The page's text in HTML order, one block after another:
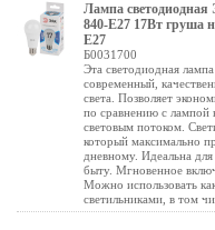
Лампа
840-E27 17Вт груша
Е27
Б0031700
Эта светодиодная
современный,
света. Позволяет
по сравнению с лампой
световым потоком.
который максимально
дневному. Идеальна
быту. Мгновенное
Можно использовать
светильниками, в том